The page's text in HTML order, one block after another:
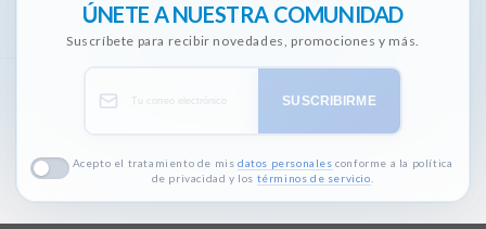
ÚNETE A NUESTRA COMUNIDAD
Suscríbete para recibir novedades, promociones y más.
SUSCRIBIRME
Acepto el tratamiento de mis datos personales conforme a la política
de privacidad y los términos de servicio